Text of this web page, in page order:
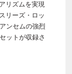
リズムを実現
リーズ・ロッ
ンセムの強烈
ットが収録さ